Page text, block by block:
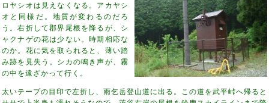
ロヤシオは見えなくなる。アカヤシ
オと同様だ。地質が変わるのだろ
う。右折して郡界尾根を降るが、シ
ャクナゲの花は少ない。時期相応な
のか。花に気を取られると、薄い踏
み跡を見失う。シカの鳴き声が、霧
の中を遠ざかって行く。
太いテープの目印で左折し、雨乞岳登山道に出る。この道を武平峠へ帰ると